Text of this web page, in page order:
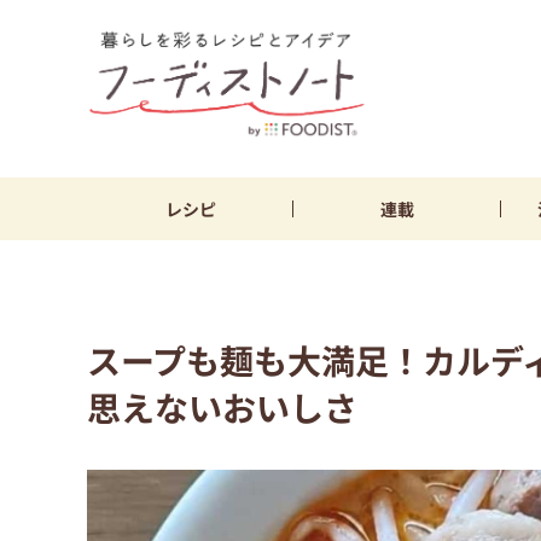
レシピ 連載
スープも麺も大満足！カル
思えないおいしさ